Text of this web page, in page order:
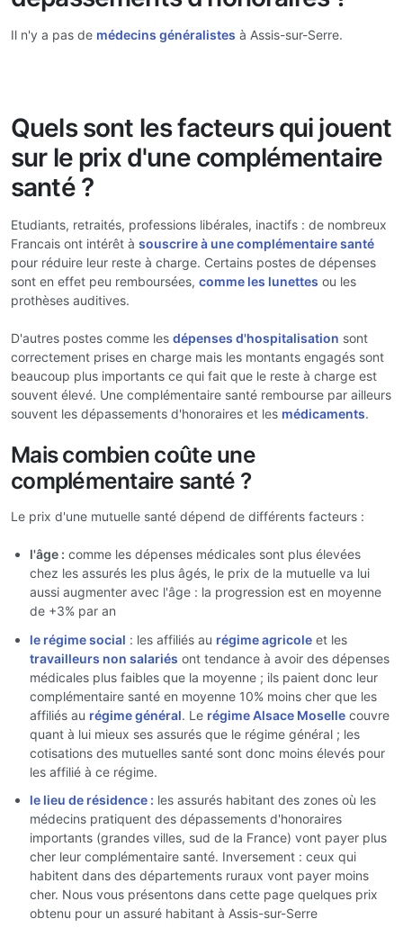
Il n'y a pas de médecins généralistes à Assis-sur-Serre.
Quels sont les facteurs qui jouent
sur le prix d'une complémentaire
santé ?
Etudiants, retraités, professions libérales, inactifs : de nombreux
Francais ont intérêt à souscrire à une complémentaire santé
pour réduire leur reste à charge. Certains postes de dépenses
sont en effet peu remboursées, comme les lunettes ou les
prothèses auditives.
D'autres postes comme les dépenses d'hospitalisation sont
correctement prises en charge mais les montants engagés sont
beaucoup plus importants ce qui fait que le reste à charge est
souvent élevé. Une complémentaire santé rembourse par ailleurs
souvent les dépassements d'honoraires et les médicaments.
Mais combien coûte une
complémentaire santé ?
Le prix d'une mutuelle santé dépend de différents facteurs :
l'âge : comme les dépenses médicales sont plus élevées
chez les assurés les plus âgés, le prix de la mutuelle va lui
aussi augmenter avec l'âge : la progression est en moyenne
de +3% par an
le régime social : les affiliés au régime agricole et les
travailleurs non salariés ont tendance à avoir des dépenses
médicales plus faibles que la moyenne ; ils paient donc leur
complémentaire santé en moyenne 10% moins cher que les
affiliés au régime général. Le régime Alsace Moselle couvre
quant à lui mieux ses assurés que le régime général ; les
cotisations des mutuelles santé sont donc moins élevés pour
les affilié à ce régime.
le lieu de résidence : les assurés habitant des zones où les
médecins pratiquent des dépassements d'honoraires
importants (grandes villes, sud de la France) vont payer plus
cher leur complémentaire santé. Inversement : ceux qui
habitent dans des départements ruraux vont payer moins
cher. Nous vous présentons dans cette page quelques prix
obtenu pour un assuré habitant à Assis-sur-Serre